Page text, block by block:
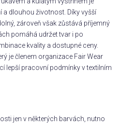
dlouhou životnost. Díky vyšší
zároveň však zůstává příjemný
pomáhá udržet tvar i po
kvality a dostupné ceny.
je členem organizace Fair Wear
lepší pracovní podmínky v textilním
jen v některých barvách, nutno